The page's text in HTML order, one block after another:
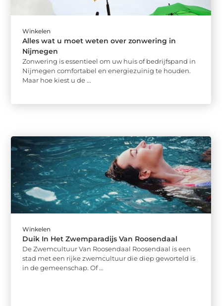
Winkelen
Alles wat u moet weten over zonwering in
Nijmegen
Zonwering is essentieel om uw huis of bedrijfspand in
Nijmegen comfortabel en energiezuinig te houden.
Maar hoe kiest u de ...
Winkelen
Duik In Het Zwemparadijs Van Roosendaal
De Zwemcultuur Van Roosendaal Roosendaal is een
stad met een rijke zwemcultuur die diep geworteld is
in de gemeenschap. Of ...